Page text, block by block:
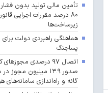
تأمین مالی تولید بدون
۸۰ درصد مقررات اجرایی
زیرساخت‌ها
هماهنگی راهبردی دولت
پساجنگ
اتصال ۹۷ درصدی
گانه و راه‌اندازی سامانه‌های